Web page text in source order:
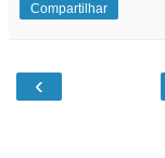
Compartilhar
‹